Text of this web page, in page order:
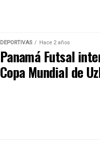
DEPORTIVAS Hace 2 años
Panamá Futsal
Copa Mundial de